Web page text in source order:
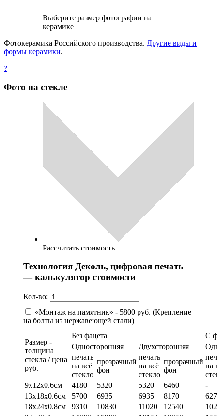
Выберите размер фотографии на
керамике
Фотокерамика Российского производства. Другие виды и
формы керамики.
?
Фото на стекле
Рассчитать стоимость
Технология Деколь, цифровая печать
— калькулятор стоимости
Кол-во:
«Монтаж на памятник» - 5800 руб. (Крепление
на болты из нержавеющей стали)
Размер -
толщина
стекла / цена
руб.
Без фацета
С
Односторонняя
Двухсторонняя
печать
на всё
стекло
прозрачный
фон
печать
на всё
стекло
прозрачный
фон
на
9х12х0.6см
4180 5320 5320 6460
-
13х18х0.6см
5700 6935 6935 8170
18х24х0.8см
9310 10830 11020 12540